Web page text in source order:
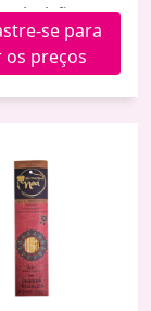
se para
os preços